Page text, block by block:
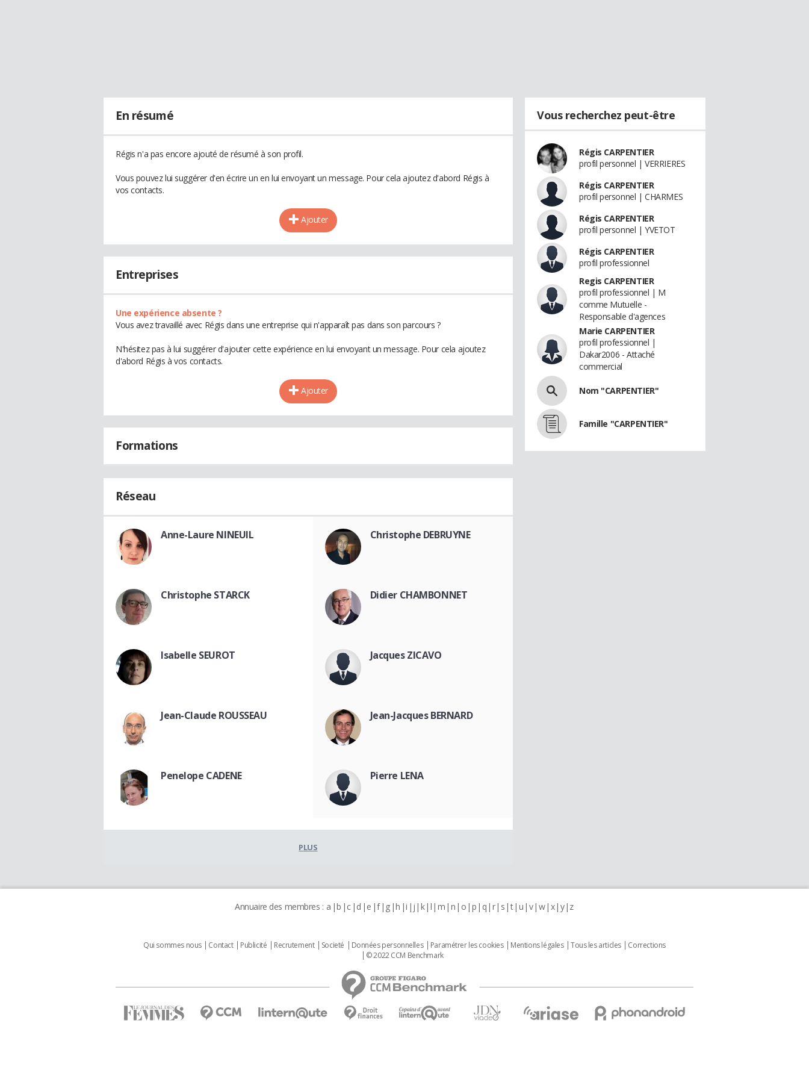
En résumé
Régis n'a pas encore ajouté de résumé à son profil.
Vous pouvez lui suggérer d'en écrire un en lui envoyant un message. Pour cela ajoutez d'abord Régis à
vos contacts.
Ajouter
Entreprises
Une expérience absente ?
Vous avez travaillé avec Régis dans une entreprise qui n'apparaît pas dans son parcours ?
N'hésitez pas à lui suggérer d'ajouter cette expérience en lui envoyant un message. Pour cela ajoutez
d'abord Régis à vos contacts.
Ajouter
Formations
Réseau
Anne-Laure NINEUIL Christophe DEBRUYNE
Christophe STARCK Didier CHAMBONNET
Isabelle SEUROT Jacques ZICAVO
Jean-Claude ROUSSEAU Jean-Jacques BERNARD
Penelope CADENE Pierre LENA
PLUS
Vous recherchez peut-être
Régis CARPENTIER
profil personnel | VERRIERES
Régis CARPENTIER
profil personnel | CHARMES
Régis CARPENTIER
profil personnel | YVETOT
Régis CARPENTIER
profil professionnel
Regis CARPENTIER
profil professionnel | M
comme Mutuelle -
Responsable d'agences
Marie CARPENTIER
profil professionnel |
Dakar2006 - Attaché
commercial
Nom "CARPENTIER"
Famille "CARPENTIER"
Annuaire des membres : a b c d e f g h i j k l m n o p q r s t u v w x y z
Qui sommes nous Contact Publicité Recrutement Societé Données personnelles Paramétrer les cookies Mentions légales Tous les articles
Corrections
© 2022 CCM Benchmark